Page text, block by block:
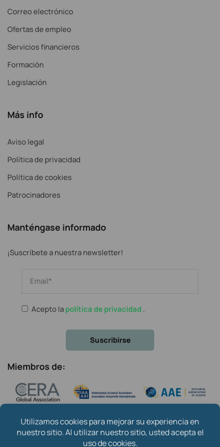
Correo electrónico
Ofertas de empleo
Servicios financieros
Formación
Legislación
Más info
Aviso legal
Política de privacidad
Política de cookies
Patrocinadores
Manténgase informado
¡Suscríbete a nuestra newsletter!
Acepto lapolítica de privacidad .
Miembros de: